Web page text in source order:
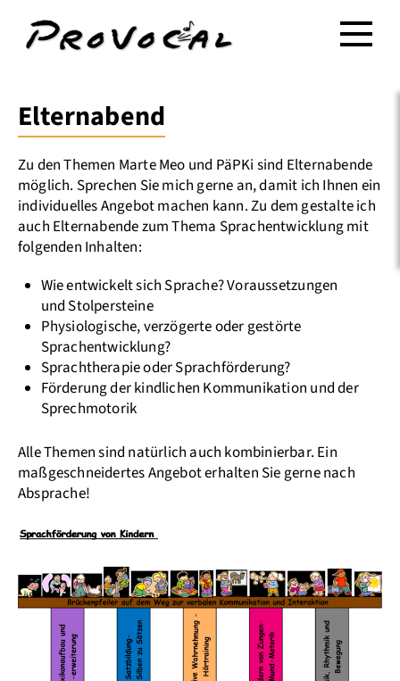
Elternabend
Zu den Themen Marte Meo und PäPKi sind Elternabende
möglich. Sprechen Sie mich gerne an, damit ich Ihnen ein
individuelles Angebot machen kann. Zu dem gestalte ich
auch Elternabende zum Thema Sprachentwicklung mit
folgenden Inhalten:
Wie entwickelt sich Sprache? Voraussetzungen
und Stolpersteine
Physiologische, verzögerte oder gestörte
Sprachentwicklung?
Sprachtherapie oder Sprachförderung?
Förderung der kindlichen Kommunikation und der
Sprechmotorik
Alle Themen sind natürlich auch kombinierbar. Ein
maßgeschneidertes Angebot erhalten Sie gerne nach
Absprache!